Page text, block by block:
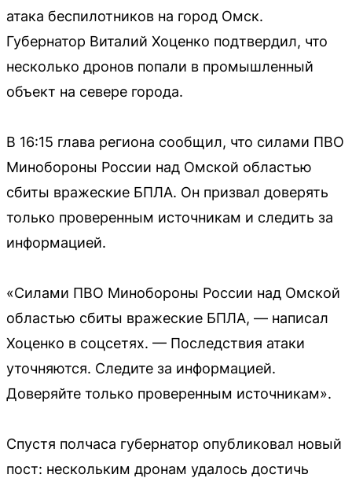
атака беспилотников на город Омск.
Губернатор Виталий Хоценко подтвердил, что
несколько дронов попали в промышленный
объект на севере города.
В 16:15 глава региона сообщил, что силами ПВО
Минобороны России над Омской областью
сбиты вражеские БПЛА. Он призвал доверять
только проверенным источникам и следить за
информацией.
«Силами ПВО Минобороны России над Омской
областью сбиты вражеские БПЛА, — написал
Хоценко в соцсетях. — Последствия атаки
уточняются. Следите за информацией.
Доверяйте только проверенным источникам».
Спустя полчаса губернатор опубликовал новый
пост: нескольким дронам удалось достичь